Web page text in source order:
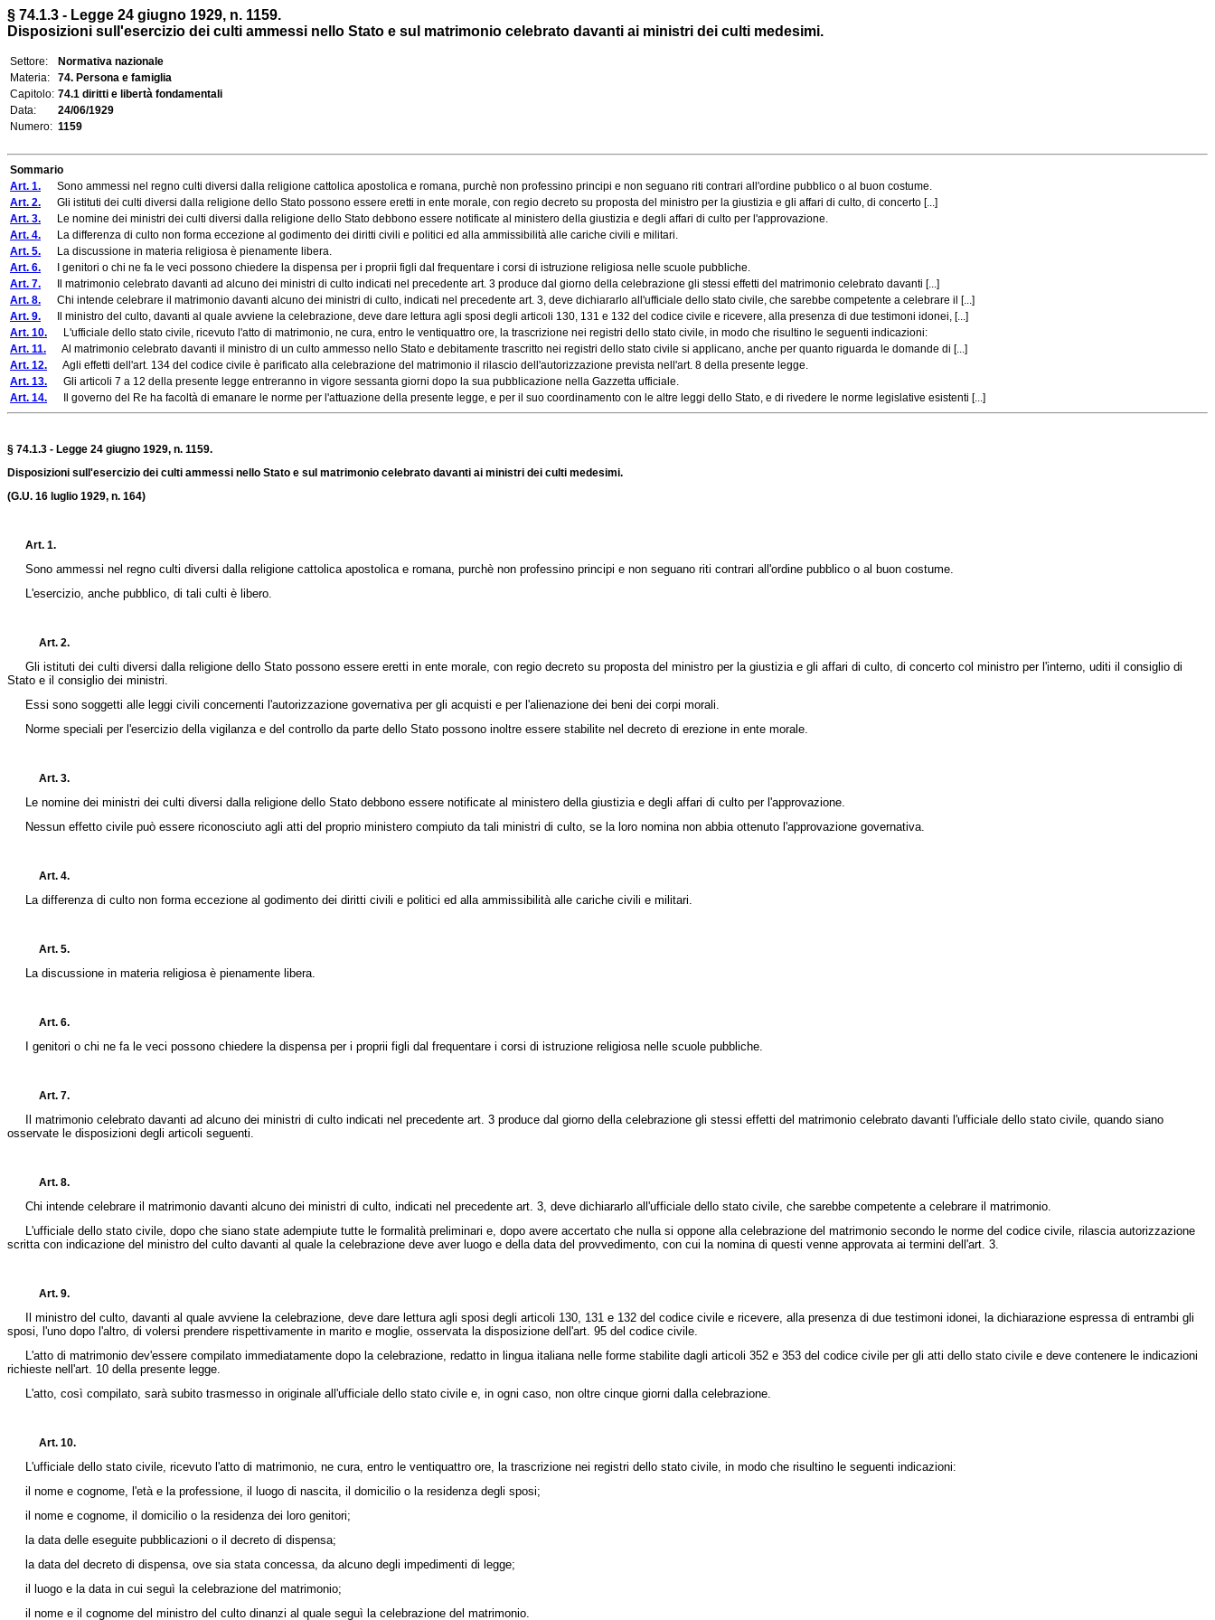
§ 74.1.3 - Legge 24 giugno 1929, n. 1159.
Disposizioni sull'esercizio dei culti ammessi nello Stato e sul matrimonio celebrato davanti ai ministri dei culti medesimi.
Settore:
Normativa nazionale
Materia:
74. Persona e famiglia
Capitolo: 74.1 diritti e libertà fondamentali
Data:
24/06/1929
Numero: 1159
Sommario
Art. 1. Sono ammessi nel regno culti diversi dalla religione cattolica apostolica e romana, purchè non professino principi e non seguano riti contrari all'ordine pubblico o al buon costume.
Art. 2. Gli istituti dei culti diversi dalla religione dello Stato possono essere eretti in ente morale, con regio decreto su proposta del ministro per la giustizia e gli affari di culto, di concerto [...]
Art. 3. Le nomine dei ministri dei culti diversi dalla religione dello Stato debbono essere notificate al ministero della giustizia e degli affari di culto per l'approvazione.
Art. 4. La differenza di culto non forma eccezione al godimento dei diritti civili e politici ed alla ammissibilità alle cariche civili e militari.
Art. 5. La discussione in materia religiosa è pienamente libera.
Art. 6. I genitori o chi ne fa le veci possono chiedere la dispensa per i proprii figli dal frequentare i corsi di istruzione religiosa nelle scuole pubbliche.
Art. 7. Il matrimonio celebrato davanti ad alcuno dei ministri di culto indicati nel precedente art. 3 produce dal giorno della celebrazione gli stessi effetti del matrimonio celebrato davanti [...]
Art. 8. Chi intende celebrare il matrimonio davanti alcuno dei ministri di culto, indicati nel precedente art. 3, deve dichiararlo all'ufficiale dello stato civile, che sarebbe competente a celebrare il [...]
Art. 9. Il ministro del culto, davanti al quale avviene la celebrazione, deve dare lettura agli sposi degli articoli 130, 131 e 132 del codice civile e ricevere, alla presenza di due testimoni idonei, [...]
Art. 10. L'ufficiale dello stato civile, ricevuto l'atto di matrimonio, ne cura, entro le ventiquattro ore, la trascrizione nei registri dello stato civile, in modo che risultino le seguenti indicazioni:
Art. 11. Al matrimonio celebrato davanti il ministro di un culto ammesso nello Stato e debitamente trascritto nei registri dello stato civile si applicano, anche per quanto riguarda le domande di [...]
Art. 12. Agli effetti dell'art. 134 del codice civile è parificato alla celebrazione del matrimonio il rilascio dell'autorizzazione prevista nell'art. 8 della presente legge.
Art. 13. Gli articoli 7 a 12 della presente legge entreranno in vigore sessanta giorni dopo la sua pubblicazione nella Gazzetta ufficiale.
Art. 14. Il governo del Re ha facoltà di emanare le norme per l'attuazione della presente legge, e per il suo coordinamento con le altre leggi dello Stato, e di rivedere le norme legislative esistenti [...]
§ 74.1.3 - Legge 24 giugno 1929, n. 1159.
Disposizioni sull'esercizio dei culti ammessi nello Stato e sul matrimonio celebrato davanti ai ministri dei culti medesimi.
(G.U. 16 luglio 1929, n. 164)
Art. 1.
Sono ammessi nel regno culti diversi dalla religione cattolica apostolica e romana, purchè non professino principi e non seguano riti contrari all'ordine pubblico o al buon costume.
L'esercizio, anche pubblico, di tali culti è libero.
Art. 2.
Gli istituti dei culti diversi dalla religione dello Stato possono essere eretti in ente morale, con regio decreto su proposta del ministro per la giustizia e gli affari di culto, di concerto col ministro per l'interno, uditi il consiglio di
Stato e il consiglio dei ministri.
Essi sono soggetti alle leggi civili concernenti l'autorizzazione governativa per gli acquisti e per l'alienazione dei beni dei corpi morali.
Norme speciali per l'esercizio della vigilanza e del controllo da parte dello Stato possono inoltre essere stabilite nel decreto di erezione in ente morale.
Art. 3.
Le nomine dei ministri dei culti diversi dalla religione dello Stato debbono essere notificate al ministero della giustizia e degli affari di culto per l'approvazione.
Nessun effetto civile può essere riconosciuto agli atti del proprio ministero compiuto da tali ministri di culto, se la loro nomina non abbia ottenuto l'approvazione governativa.
Art. 4.
La differenza di culto non forma eccezione al godimento dei diritti civili e politici ed alla ammissibilità alle cariche civili e militari.
Art. 5.
La discussione in materia religiosa è pienamente libera.
Art. 6.
I genitori o chi ne fa le veci possono chiedere la dispensa per i proprii figli dal frequentare i corsi di istruzione religiosa nelle scuole pubbliche.
Art. 7.
Il matrimonio celebrato davanti ad alcuno dei ministri di culto indicati nel precedente art. 3 produce dal giorno della celebrazione gli stessi effetti del matrimonio celebrato davanti l'ufficiale dello stato civile, quando siano
osservate le disposizioni degli articoli seguenti.
Art. 8.
Chi intende celebrare il matrimonio davanti alcuno dei ministri di culto, indicati nel precedente art. 3, deve dichiararlo all'ufficiale dello stato civile, che sarebbe competente a celebrare il matrimonio.
L'ufficiale dello stato civile, dopo che siano state adempiute tutte le formalità preliminari e, dopo avere accertato che nulla si oppone alla celebrazione del matrimonio secondo le norme del codice civile, rilascia autorizzazione
scritta con indicazione del ministro del culto davanti al quale la celebrazione deve aver luogo e della data del provvedimento, con cui la nomina di questi venne approvata ai termini dell'art. 3.
Art. 9.
Il ministro del culto, davanti al quale avviene la celebrazione, deve dare lettura agli sposi degli articoli 130, 131 e 132 del codice civile e ricevere, alla presenza di due testimoni idonei, la dichiarazione espressa di entrambi gli
sposi, l'uno dopo l'altro, di volersi prendere rispettivamente in marito e moglie, osservata la disposizione dell'art. 95 del codice civile.
L'atto di matrimonio dev'essere compilato immediatamente dopo la celebrazione, redatto in lingua italiana nelle forme stabilite dagli articoli 352 e 353 del codice civile per gli atti dello stato civile e deve contenere le indicazioni
richieste nell'art. 10 della presente legge.
L'atto, così compilato, sarà subito trasmesso in originale all'ufficiale dello stato civile e, in ogni caso, non oltre cinque giorni dalla celebrazione.
Art. 10.
L'ufficiale dello stato civile, ricevuto l'atto di matrimonio, ne cura, entro le ventiquattro ore, la trascrizione nei registri dello stato civile, in modo che risultino le seguenti indicazioni:
il nome e cognome, l'età e la professione, il luogo di nascita, il domicilio o la residenza degli sposi;
il nome e cognome, il domicilio o la residenza dei loro genitori;
la data delle eseguite pubblicazioni o il decreto di dispensa;
la data del decreto di dispensa, ove sia stata concessa, da alcuno degli impedimenti di legge;
il luogo e la data in cui seguì la celebrazione del matrimonio;
il nome e il cognome del ministro del culto dinanzi al quale seguì la celebrazione del matrimonio.